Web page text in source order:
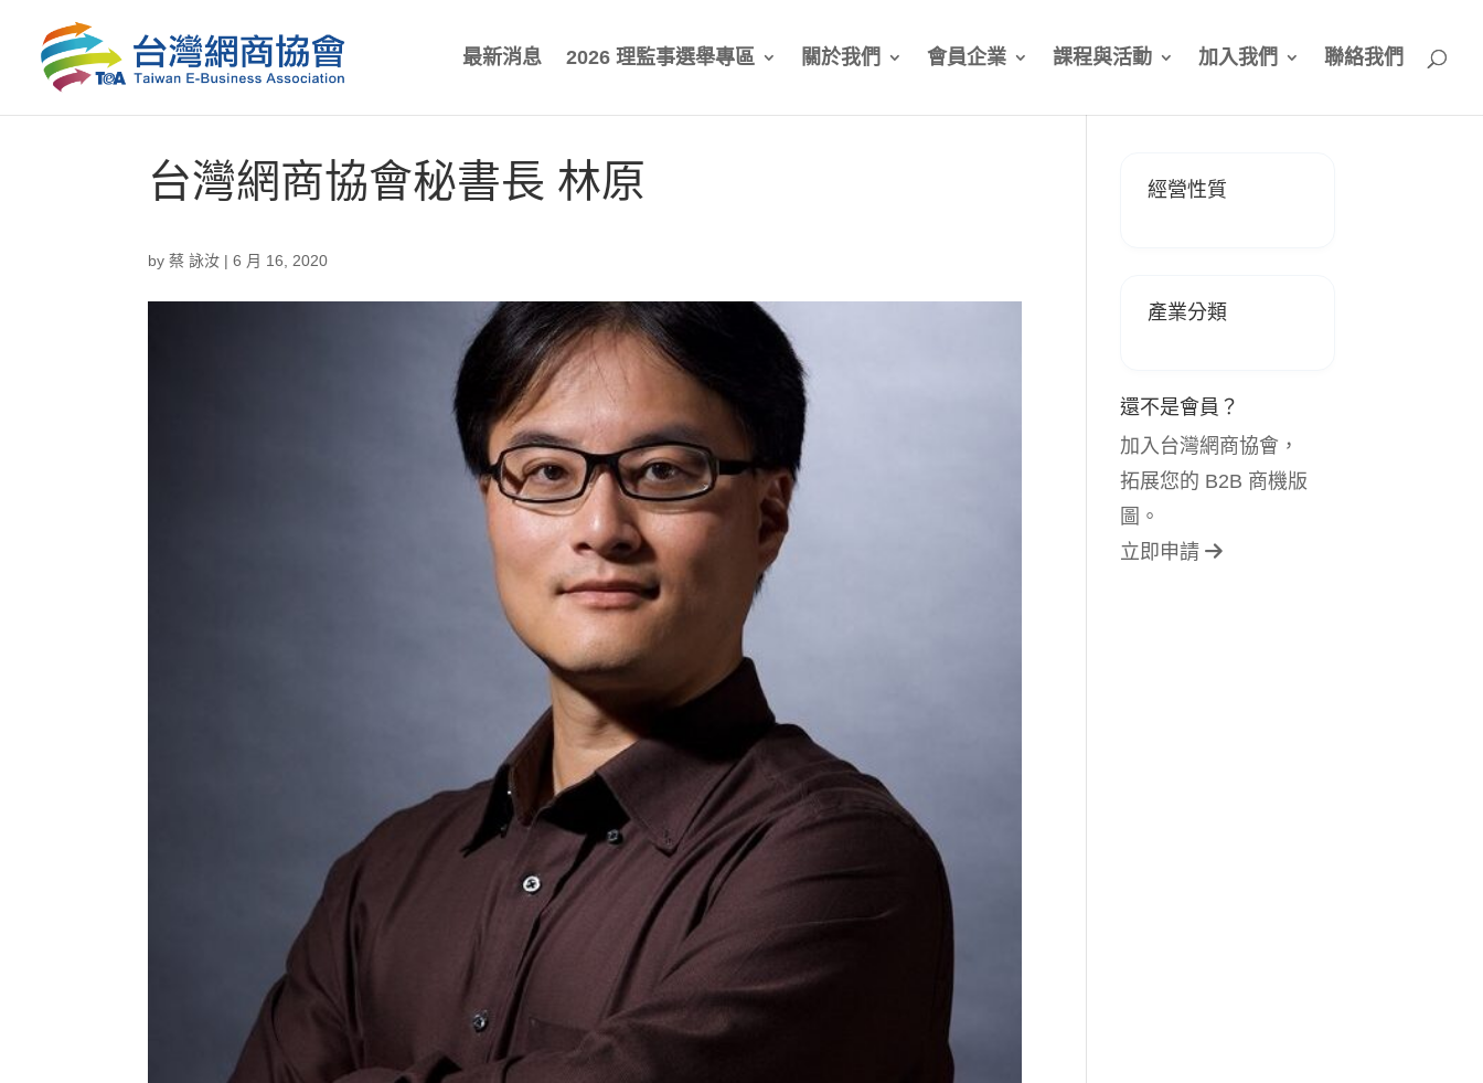
最新消息 2026 理監事選舉專區 關於我們 會員企業 課程與活動 加入我們 聯絡我們
台灣網商協會秘書長 林原
by蔡 詠汝 |6 月 16, 2020
經營性質
產業分類
還不是會員？
加入台灣網商協會，
拓展您的 B2B 商機版
圖。
立即申請